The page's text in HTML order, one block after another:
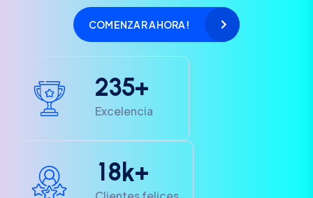
COMENZAR AHORA!
235+
Excelencia
18k+